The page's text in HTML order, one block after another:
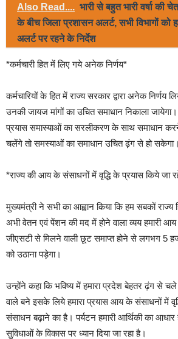
Also Read.... भारी से बहुत भारी वर्षा की
के बीच जिला प्रशासन अलर्ट, सभी विभागों को
अलर्ट पर रहने के निर्देश
*कर्मचारी हित में लिए गये अनेक निर्णय*
कर्मचारियों के हित में राज्य सरकार द्वारा अनेक निर्णय
उनकी जायज मांगों का उचित समाधान निकाला जायेगा।
प्रयास समास्याओं का सरलीकरण के साथ समाधान
चलेंगे तो समस्याओं का समाधान उचित ढ़ंग से हो सकेगा।
*राज्य की आय के संसाधनों में वृद्धि के प्रयास किये जा
मुख्यमंत्री ने सभी का आह्वान किया कि हम सबकों राज्य
अभी वेतन एवं पेंशन की मद में होने वाला व्यय हमारी
जीएसटी से मिलने वाली छूट समाप्त होने से लगभग 5
को उठाना पड़ेगा।
उन्होंने कहा कि भविष्य में हमारा प्रदेश बेहतर ढ़ंग से
वाले बने इसके लिये हमारा प्रयास आय के संसाधनों में
संसाधन बढ़ाने का है। पर्यटन हमारी आर्थिकी का
सुविधाओं के विकास पर ध्यान दिया जा रहा है।